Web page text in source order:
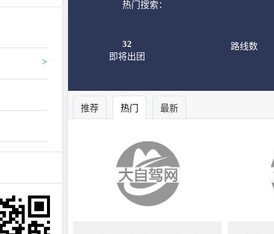
热门搜索：
32
即将出团
路线数
推荐 热门 最新